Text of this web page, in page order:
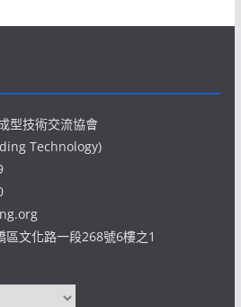
型技術交流協會
Technology)
文化路一段268號6樓之1